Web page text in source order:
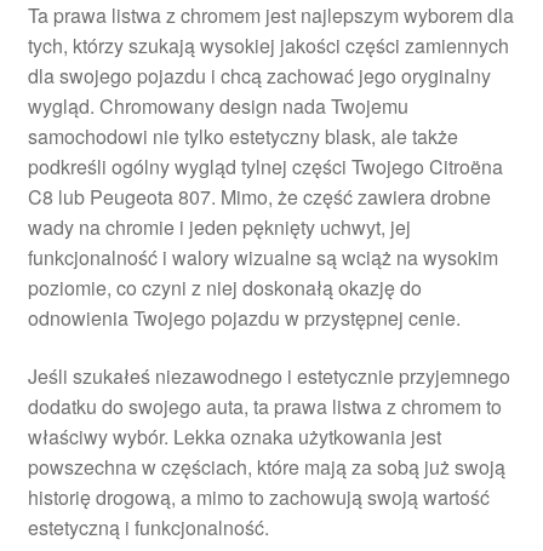
Ta prawa listwa z chromem jest najlepszym wyborem dla
tych, którzy szukają wysokiej jakości części zamiennych
dla swojego pojazdu i chcą zachować jego oryginalny
wygląd. Chromowany design nada Twojemu
samochodowi nie tylko estetyczny blask, ale także
podkreśli ogólny wygląd tylnej części Twojego Citroëna
C8 lub Peugeota 807. Mimo, że część zawiera drobne
wady na chromie i jeden pęknięty uchwyt, jej
funkcjonalność i walory wizualne są wciąż na wysokim
poziomie, co czyni z niej doskonałą okazję do
odnowienia Twojego pojazdu w przystępnej cenie.
Jeśli szukałeś niezawodnego i estetycznie przyjemnego
dodatku do swojego auta, ta prawa listwa z chromem to
właściwy wybór. Lekka oznaka użytkowania jest
powszechna w częściach, które mają za sobą już swoją
historię drogową, a mimo to zachowują swoją wartość
estetyczną i funkcjonalność.